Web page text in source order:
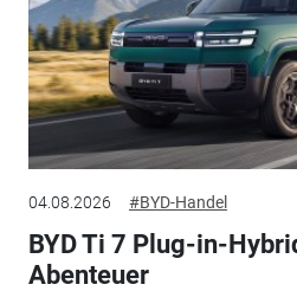
04.08.2026 #BYD-Handel
BYD Ti 7 Plug-in-
Abenteuer